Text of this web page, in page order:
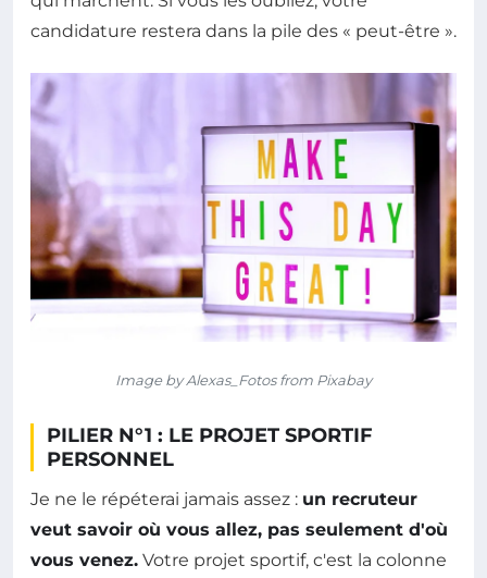
candidature restera dans la pile des « peut-être ».
Image by Alexas_Fotos from Pixabay
PILIER N°1 : LE PROJET SPORTIF
PERSONNEL
Je ne le répéterai jamais assez : un recruteur
veut savoir où vous allez, pas seulement d'où
vous venez. Votre projet sportif, c'est la colonne